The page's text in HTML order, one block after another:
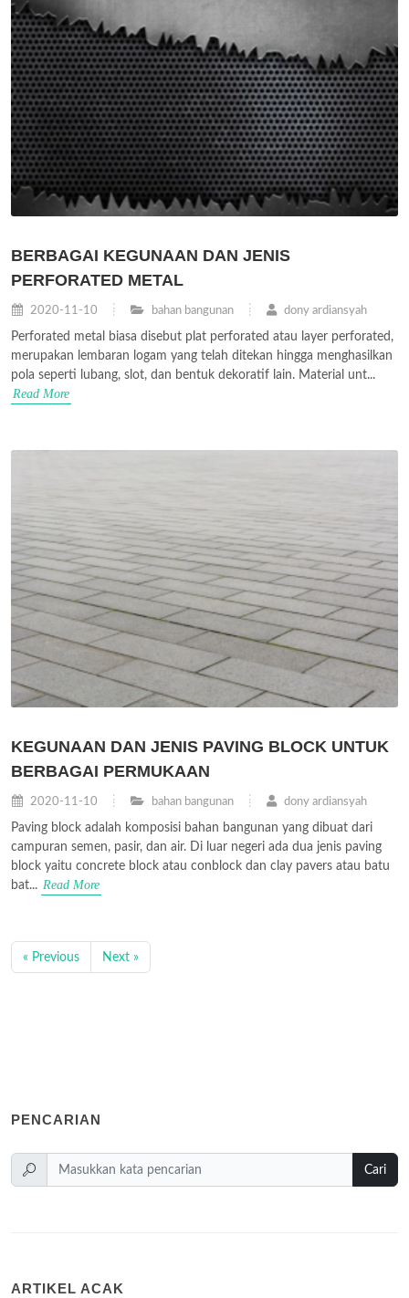
BERBAGAI KEGUNAAN DAN JENIS
PERFORATED METAL
2020-11-10 bahan bangunan dony ardiansyah
Perforated metal biasa disebut plat perforated atau layer perforated,
merupakan lembaran logam yang telah ditekan hingga menghasilkan
pola seperti lubang, slot, dan bentuk dekoratif lain. Material unt...
Read More
KEGUNAAN DAN JENIS PAVING BLOCK UNTUK
BERBAGAI PERMUKAAN
2020-11-10 bahan bangunan dony ardiansyah
Paving block adalah komposisi bahan bangunan yang dibuat dari
campuran semen, pasir, dan air. Di luar negeri ada dua jenis paving
block yaitu concrete block atau conblock dan clay pavers atau batu
bat... Read More
« Previous Next »
PENCARIAN
Cari
ARTIKEL ACAK